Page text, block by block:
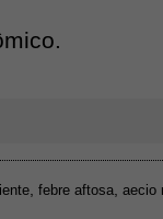
febre aftosa aecio